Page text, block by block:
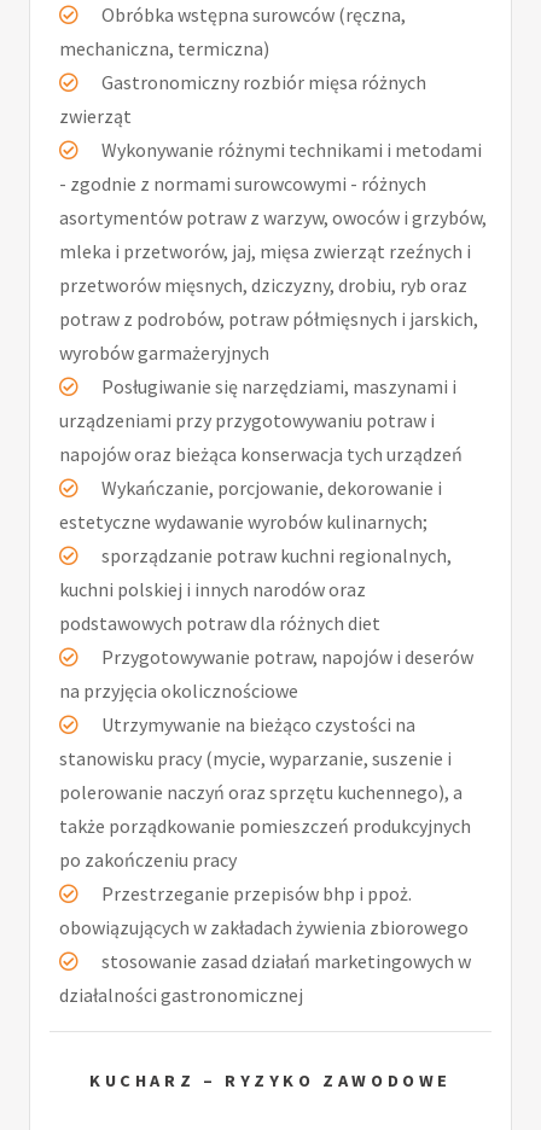
Obróbka wstępna surowców (ręczna,
mechaniczna, termiczna)
Gastronomiczny rozbiór mięsa różnych
zwierząt
Wykonywanie różnymi technikami i metodami
- zgodnie z normami surowcowymi - różnych
asortymentów potraw z warzyw, owoców i grzybów,
mleka i przetworów, jaj, mięsa zwierząt rzeźnych i
przetworów mięsnych, dziczyzny, drobiu, ryb oraz
potraw z podrobów, potraw półmięsnych i jarskich,
wyrobów garmażeryjnych
Posługiwanie się narzędziami, maszynami i
urządzeniami przy przygotowywaniu potraw i
napojów oraz bieżąca konserwacja tych urządzeń
Wykańczanie, porcjowanie, dekorowanie i
estetyczne wydawanie wyrobów kulinarnych;
sporządzanie potraw kuchni regionalnych,
kuchni polskiej i innych narodów oraz
podstawowych potraw dla różnych diet
Przygotowywanie potraw, napojów i deserów
na przyjęcia okolicznościowe
Utrzymywanie na bieżąco czystości na
stanowisku pracy (mycie, wyparzanie, suszenie i
polerowanie naczyń oraz sprzętu kuchennego), a
także porządkowanie pomieszczeń produkcyjnych
po zakończeniu pracy
Przestrzeganie przepisów bhp i ppoż.
obowiązujących w zakładach żywienia zbiorowego
stosowanie zasad działań marketingowych w
działalności gastronomicznej
KUCHARZ – RYZYKO ZAWODOWE